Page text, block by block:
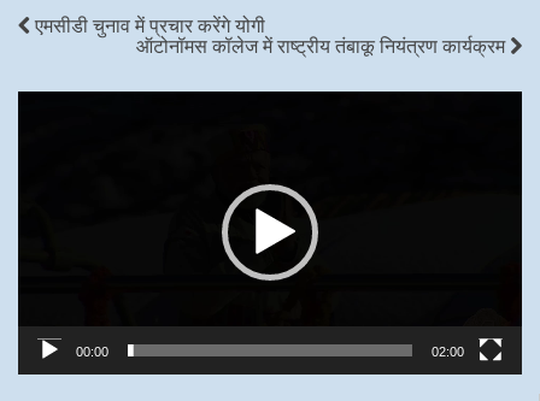
o
k
r I
n
p
p
एमसीडी चुनाव में प्रचार करेंगे योगी
ऑटोनॉमस कॉलेज में राष्ट्रीय तंबाकू नियंत्रण कार्यक्रम
00:00 02:00